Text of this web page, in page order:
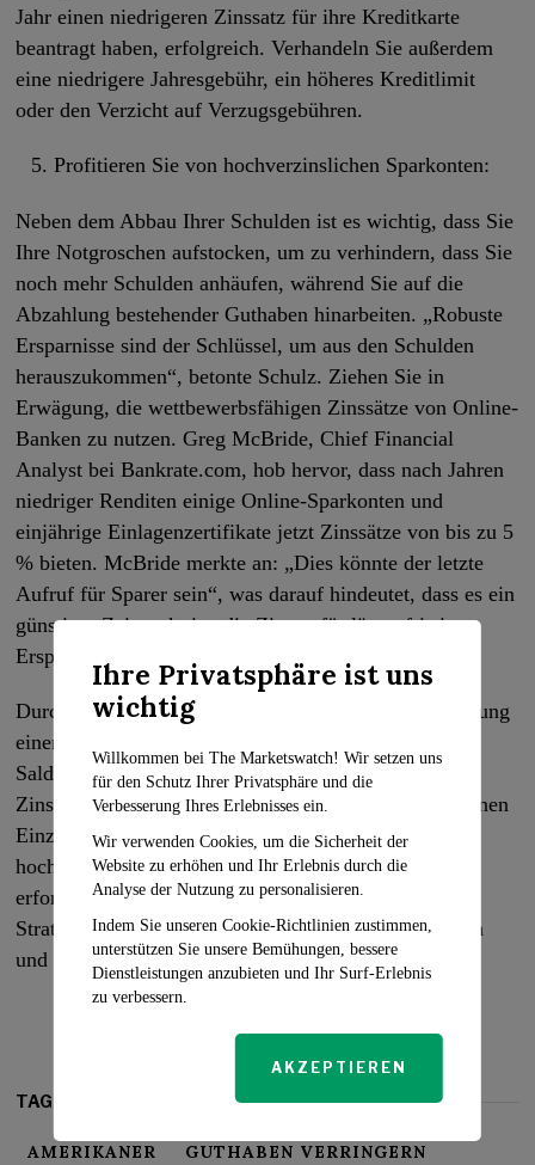
Jahr einen niedrigeren Zinssatz für ihre Kreditkarte
beantragt haben, erfolgreich. Verhandeln Sie außerdem
eine niedrigere Jahresgebühr, ein höheres Kreditlimit
oder den Verzicht auf Verzugsgebühren.
Profitieren Sie von hochverzinslichen Sparkonten:
Neben dem Abbau Ihrer Schulden ist es wichtig, dass Sie
Ihre Notgroschen aufstocken, um zu verhindern, dass Sie
noch mehr Schulden anhäufen, während Sie auf die
Abzahlung bestehender Guthaben hinarbeiten. „Robuste
Ersparnisse sind der Schlüssel, um aus den Schulden
herauszukommen“, betonte Schulz. Ziehen Sie in
Erwägung, die wettbewerbsfähigen Zinssätze von Online-
Banken zu nutzen. Greg McBride, Chief Financial
Analyst bei Bankrate.com, hob hervor, dass nach Jahren
niedriger Renditen einige Online-Sparkonten und
einjährige Einlagenzertifikate jetzt Zinssätze von bis zu 5
% bieten. McBride merkte an: „Dies könnte der letzte
Aufruf für Sparer sein“, was darauf hindeutet, dass es ein
günstiger Zeitpunkt ist, die Zinsen für längerfristige
Ersparnisse zu sichern.
Durch eine Neubewertung der Ausgaben, die Umsetzung
einer Rückzahlungsstrategie, die Nutzung von
Saldoübertragungskarten, das Aushandeln niedrigerer
Zinssätze und die Priorisierung von Ersparnissen können
Einzelpersonen proaktive Schritte unternehmen, um
hochverzinste Kreditkartenschulden abzubauen. Es
erfordert Disziplin und Engagement, aber diese
Strategien können helfen, die Belastung zu verringern
und den Weg zur finanziellen Freiheit zu ebnen.
TAGS:
AMERIKANER
GUTHABEN VERRINGERN
Ihre Privatsphäre ist uns
wichtig
Willkommen bei The Marketswatch! Wir setzen uns
für den Schutz Ihrer Privatsphäre und die
Verbesserung Ihres Erlebnisses ein.
Wir verwenden Cookies, um die Sicherheit der
Website zu erhöhen und Ihr Erlebnis durch die
Analyse der Nutzung zu personalisieren.
Indem Sie unseren Cookie-Richtlinien zustimmen,
unterstützen Sie unsere Bemühungen, bessere
Dienstleistungen anzubieten und Ihr Surf-Erlebnis
zu verbessern.
AKZEPTIEREN